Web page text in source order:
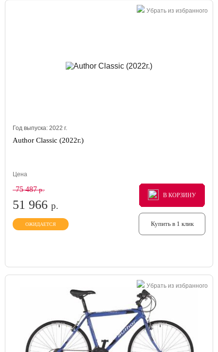
Убрать из избранного
Год выпуска: 2022 г.
Author Classic (2022г.)
Цена
75 487р.
51 966 р.
ОЖИДАЕТСЯ
В КОРЗИНУ
В КОРЗИНУ
В КОРЗИНУ
Купить в 1 клик
Убрать из избранного